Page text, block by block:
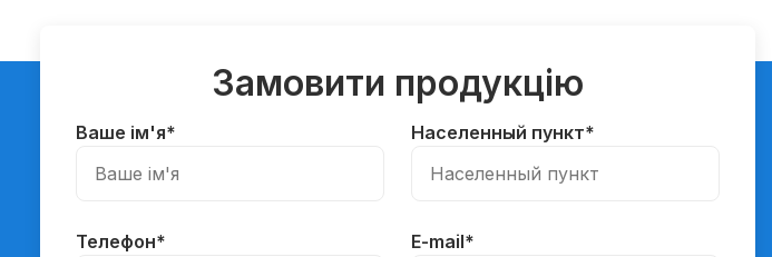
Замовити продукцію
Ваше ім'я* Населенный пункт*
Телефон* E-mail*